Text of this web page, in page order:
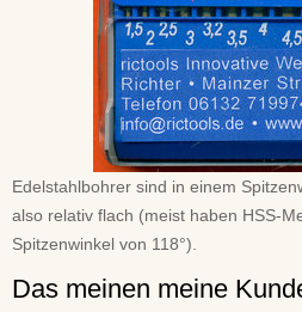
Edelstahlbohrer sind in einem
also relativ flach (meist haben HSS-
Spitzenwinkel von 118°).
Das meinen meine